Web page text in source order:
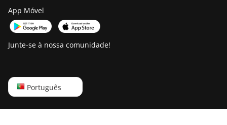
App Móvel
Junte-se à nossa comunidade!
Português
English